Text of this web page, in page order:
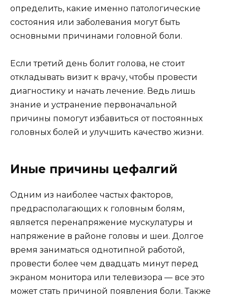
определить, какие именно патологические
состояния или заболевания могут быть
основными причинами головной боли.
Если третий день болит голова, не стоит
откладывать визит к врачу, чтобы провести
диагностику и начать лечение. Ведь лишь
знание и устранение первоначальной
причины помогут избавиться от постоянных
головных болей и улучшить качество жизни.
Иные причины цефалгий
Одним из наиболее частых факторов,
предрасполагающих к головным болям,
является перенапряжение мускулатуры и
напряжение в районе головы и шеи. Долгое
время заниматься однотипной работой,
провести более чем двадцать минут перед
экраном монитора или телевизора — все это
может стать причиной появления боли. Также